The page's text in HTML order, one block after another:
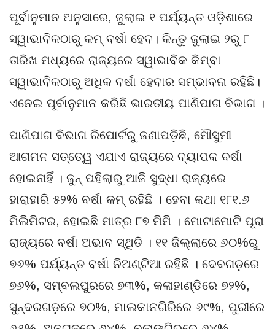
ପୂର୍ବାନୁମାନ ଅନୁସାରେ, ଜୁଲାଇ ୧ ପର୍ଯ୍ୟନ୍ତ ଓଡ଼ିଶାରେ
ସ୍ୱାଭାବିକଠାରୁ କମ୍ ବର୍ଷା ହେବ। କିନ୍ତୁ ଜୁଲାଇ ୨ରୁ ୮
ତାରିଖ ମଧ୍ୟରେ ରାଜ୍ୟରେ ସ୍ୱାଭାବିକ କିମ୍ବା
ସ୍ୱାଭାବିକଠାରୁ ଅଧିକ ବର୍ଷା ହେବାର ସମ୍ଭାବନା ରହିଛି।
ଏନେଇ ପୂର୍ବାନୁମାନ କରିଛି ଭାରତୀୟ ପାଣିପାଗ ବିଭାଗ ।
ପାଣିପାଗ ବିଭାଗ ରିପୋର୍ଟରୁ ଜଣାପଡ଼ିଛି, ମୌସୁମୀ
ଆଗମନ ସତ୍ତେ୍ୱ ଏଯାଏ ରାଜ୍ୟରେ ବ୍ୟାପକ ବର୍ଷା
ହୋଇନାହିଁ । ଜୁନ୍ ପହିଲାରୁ ଆଜି ସୁଦ୍ଧା ରାଜ୍ୟରେ
ହାରାହାରି ୫୨% ବର୍ଷା କମ୍ ରହିଛି । ହେବା କଥା ୧୮୧.୬
ମିଲିମିଟର, ହୋଇଛି ମାତ୍ର ୮୭ ମିମି । ମୋଟାମୋଟି ପୂରା
ରାଜ୍ୟରେ ବର୍ଷା ଅଭାବ ସ୍ଥିତି । ୧୧ ଜିଲ୍ଲାରେ ୬୦%ରୁ
୭୬% ପର୍ଯ୍ୟନ୍ତ ବର୍ଷା ନିଅଣ୍ଟିଆ ରହିଛି । ଦେବଗଡ଼ରେ
୭୬%, ସମ୍ବଲପୁରରେ ୭୩%, କଳାହାଣ୍ଡିରେ ୭୨%,
ସୁନ୍ଦରଗଡ଼ରେ ୭୦%, ମାଲକାନଗିରିରେ ୬୯%, ପୁରୀରେ